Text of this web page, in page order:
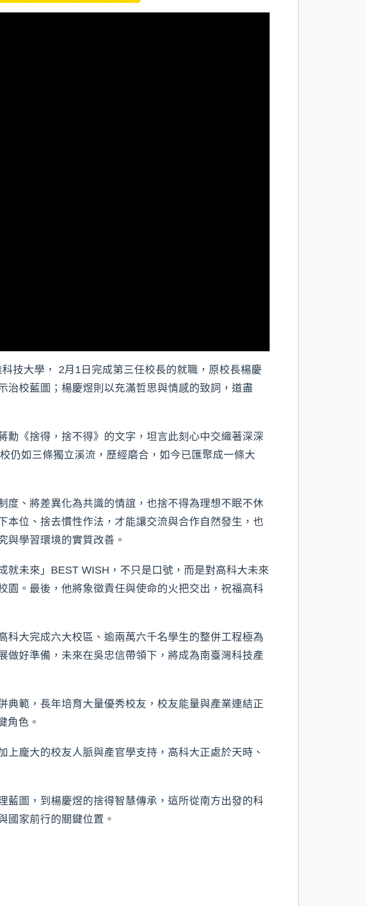
技大學， 2月1日完成第三任校長的就職，原校長楊慶
治校藍圖；楊慶煜則以充滿哲思與情感的致詞，道盡
《捨得，捨不得》的文字，坦言此刻心中交織著深深
仍如三條獨立溪流，歷經磨合，如今已匯聚成一條大
、將差異化為共識的情誼，也捨不得為理想不眠不休
位、捨去慣性作法，才能讓交流與合作自然發生，也
與學習環境的實質改善。
未來」BEST WISH，不只是口號，而是對高科大未來
園。最後，他將象徵責任與使命的火把交出，祝福高科
科大完成六大校區、逾兩萬六千名學生的整併工程極為
做好準備，未來在吳忠信帶領下，將成為南臺灣科技產
範，長年培育大量優秀校友，校友能量與產業連結正
角色。
龐大的校友人脈與產官學支持，高科大正處於天時、
圖，到楊慶煜的捨得智慧傳承，這所從南方出發的科
國家前行的關鍵位置。